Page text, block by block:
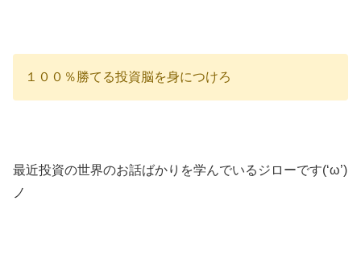
１００％勝てる投資脳を身につけろ
最近投資の世界のお話ばかりを学んでいるジローです(‘ω’)
ノ